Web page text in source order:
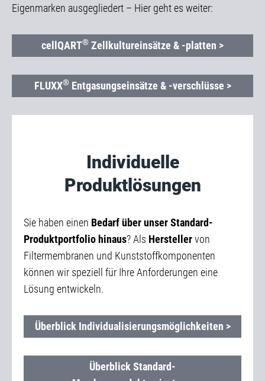
Eigenmarken ausgegliedert – Hier geht es weiter:
cellQART® Zellkultureinsätze & -platten >
FLUXX®Entgasungseinsätze & -verschlüsse >
Individuelle
Produktlösungen
Sie haben einen Bedarf über unser Standard-
Produktportfolio hinaus? Als Herstellervon
Filtermembranen und Kunststoffkomponenten
können wir speziell für Ihre Anforderungen eine
Lösung entwickeln.
Überblick Individualisierungsmöglichkeiten >
Überblick Standard-